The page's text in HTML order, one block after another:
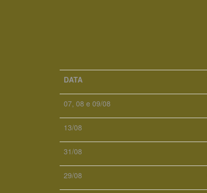
DATA
07, 08 e 09/08
13/08
31/08
29/08